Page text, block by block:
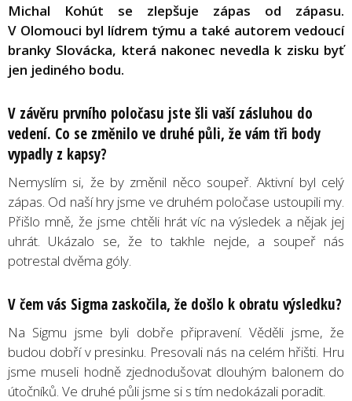
Michal Kohút se zlepšuje zápas od zápasu.
V Olomouci byl lídrem týmu a také autorem vedoucí
branky Slovácka, která nakonec nevedla k zisku byť
jen jediného bodu.
V závěru prvního poločasu jste šli vaší zásluhou do
vedení. Co se změnilo ve druhé půli, že vám tři body
vypadly z kapsy?
Nemyslím si, že by změnil něco soupeř. Aktivní byl celý
zápas. Od naší hry jsme ve druhém poločase ustoupili my.
Přišlo mně, že jsme chtěli hrát víc na výsledek a nějak jej
uhrát. Ukázalo se, že to takhle nejde, a soupeř nás
potrestal dvěma góly.
V čem vás Sigma zaskočila, že došlo k obratu výsledku?
Na Sigmu jsme byli dobře připravení. Věděli jsme, že
budou dobří v presinku. Presovali nás na celém hřišti. Hru
jsme museli hodně zjednodušovat dlouhým balonem do
útočníků. Ve druhé půli jsme si s tím nedokázali poradit.